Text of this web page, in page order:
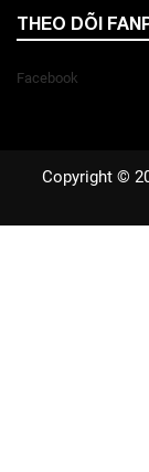
THEO DÕI
Facebook
Copyright ©